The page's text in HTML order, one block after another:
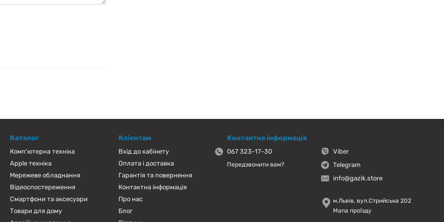
Каталог
Комп'ютерна техніка
Apple техніка
Мережеве обладнання
Відеоспостереження
Смартфони та аксесуари
Товари для дому
Клієнтам
Вхід до кабінету
Оплата і доставка
Гарантія та повернення
Контактна інформація
Про нас
Блог
Контактна інформація
067 323-17-30
Передзвонити вам?
Viber
Telegram
info@gazik.store
м.Львів, вул.Стрийська 202
Мапа проїзду